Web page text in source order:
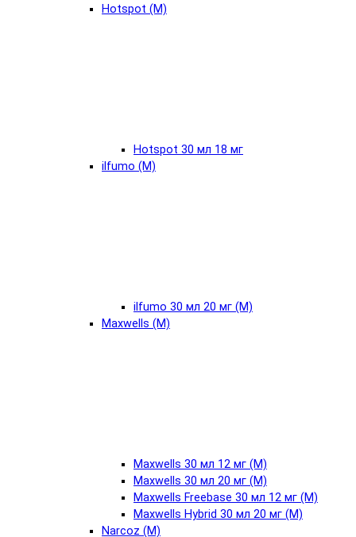
Hotspot (М)
Hotspot 30 мл 18 мг
ilfumo (М)
ilfumo 30 мл 20 мг (М)
Maxwells (М)
Maxwells 30 мл 12 мг (М)
Maxwells 30 мл 20 мг (М)
Maxwells Freebase 30 мл 12 мг (М)
Maxwells Hybrid 30 мл 20 мг (М)
Narcoz (М)